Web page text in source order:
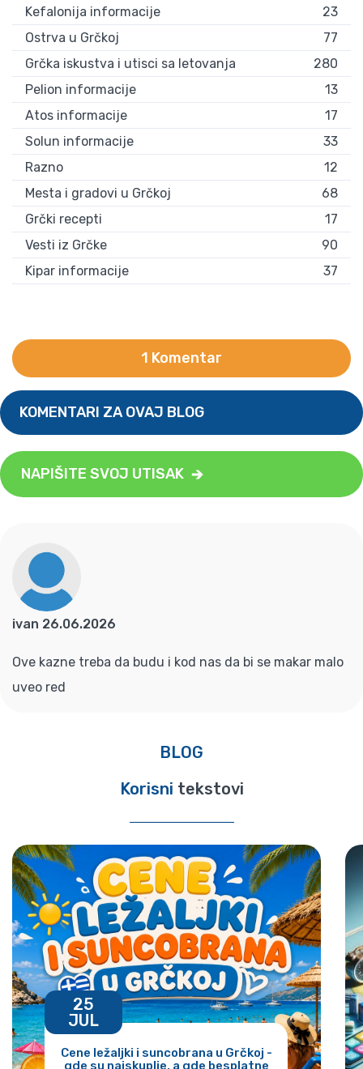
Kefalonija informacije
23
Ostrva u Grčkoj
77
Grčka iskustva i utisci sa letovanja
280
Pelion informacije
13
Atos informacije
17
Solun informacije
33
Razno
12
Mesta i gradovi u Grčkoj
68
Grčki recepti
17
Vesti iz Grčke
90
Kipar informacije
37
1 Komentar
KOMENTARI ZA OVAJ BLOG
NAPIŠITE SVOJ UTISAK
ivan 26.06.2026
Ove kazne treba da budu i kod nas da bi se makar malo
uveo red
BLOG
Korisni tekstovi
Cene ležaljki i suncobrana u Grčkoj -
gde su najskuplje, a gde besplatne
25
JUL